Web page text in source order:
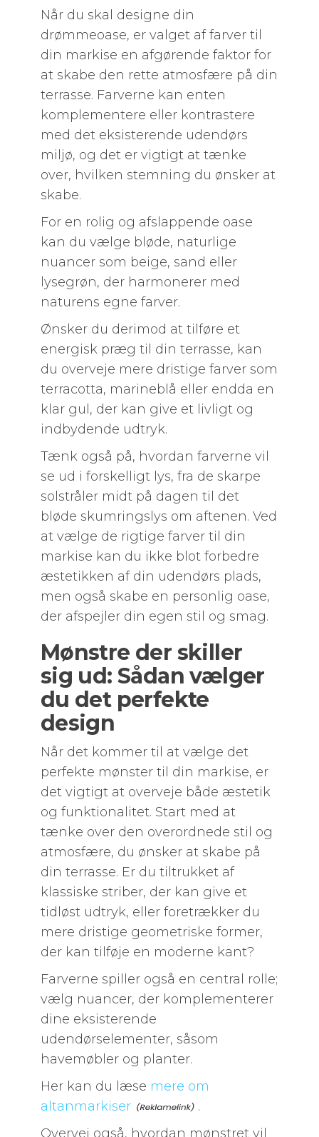
Når du skal designe din
drømmeoase, er valget af farver til
din markise en afgørende faktor for
at skabe den rette atmosfære på din
terrasse. Farverne kan enten
komplementere eller kontrastere
med det eksisterende udendørs
miljø, og det er vigtigt at tænke
over, hvilken stemning du ønsker at
skabe.
For en rolig og afslappende oase
kan du vælge bløde, naturlige
nuancer som beige, sand eller
lysegrøn, der harmonerer med
naturens egne farver.
Ønsker du derimod at tilføre et
energisk præg til din terrasse, kan
du overveje mere dristige farver som
terracotta, marineblå eller endda en
klar gul, der kan give et livligt og
indbydende udtryk.
Tænk også på, hvordan farverne vil
se ud i forskelligt lys, fra de skarpe
solstråler midt på dagen til det
bløde skumringslys om aftenen. Ved
at vælge de rigtige farver til din
markise kan du ikke blot forbedre
æstetikken af din udendørs plads,
men også skabe en personlig oase,
der afspejler din egen stil og smag.
Mønstre der skiller
sig ud: Sådan vælger
du det perfekte
design
Når det kommer til at vælge det
perfekte mønster til din markise, er
det vigtigt at overveje både æstetik
og funktionalitet. Start med at
tænke over den overordnede stil og
atmosfære, du ønsker at skabe på
din terrasse. Er du tiltrukket af
klassiske striber, der kan give et
tidløst udtryk, eller foretrækker du
mere dristige geometriske former,
der kan tilføje en moderne kant?
Farverne spiller også en central rolle;
vælg nuancer, der komplementerer
dine eksisterende
udendørselementer, såsom
havemøbler og planter.
Her kan du læse mere om
altanmarkiser
.
Overvej også, hvordan mønstret vil